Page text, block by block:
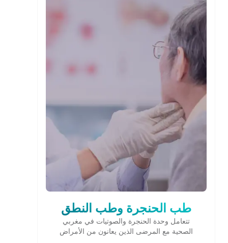
طب الحنجرة وطب النطق
تتعامل وحدة الحنجرة والصوتيات في مغربي
الصحية مع المرضى الذين يعانون من الأمراض